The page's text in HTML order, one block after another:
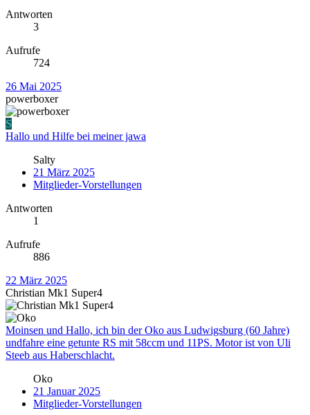
Antworten
3
Aufrufe
724
26 Mai 2025
powerboxer
S
Hallo und Hilfe bei meiner jawa
Salty
21 März 2025
Mitglieder-Vorstellungen
Antworten
1
Aufrufe
886
22 März 2025
Christian Mk1 Super4
Moinsen und Hallo, ich bin der Oko aus Ludwigsburg (60 Jahre)
undfahre eine getunte RS mit 58ccm und 11PS. Motor ist von Uli
Steeb aus Haberschlacht.
Oko
21 Januar 2025
Mitglieder-Vorstellungen